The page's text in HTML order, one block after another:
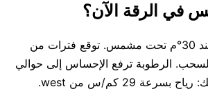
في الرقة الآن؟
تشتعل الرقة الآن عند 30°م تحت مشمس. توقع فترات من
الرطوبة ترفع الإحساس إلى حوالي